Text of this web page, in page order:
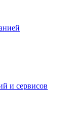
и сервисов